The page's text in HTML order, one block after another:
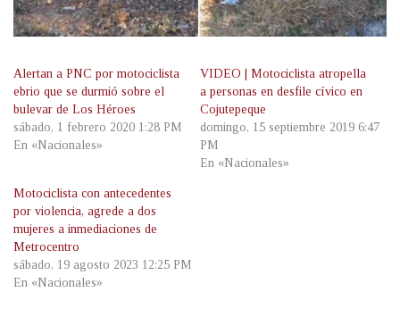
Alertan a PNC por motociclista
ebrio que se durmió sobre el
bulevar de Los Héroes
sábado, 1 febrero 2020 1:28 PM
En «Nacionales»
VIDEO | Motociclista atropella
a personas en desfile cívico en
Cojutepeque
domingo, 15 septiembre 2019 6:47
PM
En «Nacionales»
Motociclista con antecedentes
por violencia, agrede a dos
mujeres a inmediaciones de
Metrocentro
sábado, 19 agosto 2023 12:25 PM
En «Nacionales»